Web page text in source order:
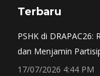
opens
window
opens
window
opens
Terbaru
PSHK di
dan Menjamin
17/07/2026 4:44 PM